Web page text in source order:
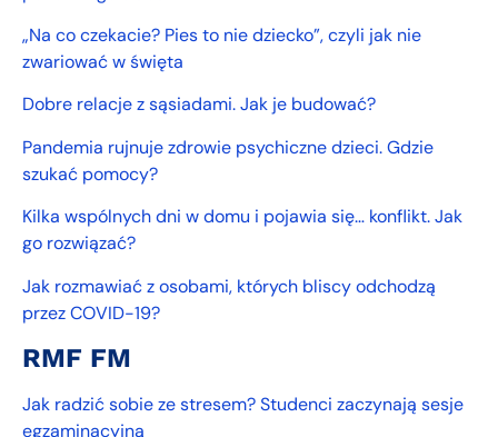
„Na co czekacie? Pies to nie dziecko”, czyli jak nie
zwariować w święta
Dobre relacje z sąsiadami. Jak je budować?
Pandemia rujnuje zdrowie psychiczne dzieci. Gdzie
szukać pomocy?
Kilka wspólnych dni w domu i pojawia się… konflikt. Jak
go rozwiązać?
Jak rozmawiać z osobami, których bliscy odchodzą
przez COVID-19?
RMF FM
Jak radzić sobie ze stresem? Studenci zaczynają sesje
egzaminacyjną